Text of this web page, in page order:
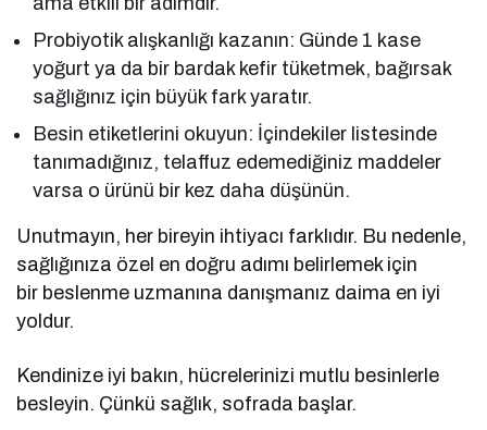
Probiyotik alışkanlığı kazanın: Günde 1 kase
yoğurt ya da bir bardak kefir tüketmek, bağırsak
sağlığınız için büyük fark yaratır.
Besin etiketlerini okuyun: İçindekiler listesinde
tanımadığınız, telaffuz edemediğiniz maddeler
varsa o ürünü bir kez daha düşünün.
Unutmayın, her bireyin ihtiyacı farklıdır. Bu nedenle,
sağlığınıza özel en doğru adımı belirlemek için
bir beslenme uzmanına danışmanız daima en iyi
yoldur.
Kendinize iyi bakın, hücrelerinizi mutlu besinlerle
besleyin. Çünkü sağlık, sofrada başlar.